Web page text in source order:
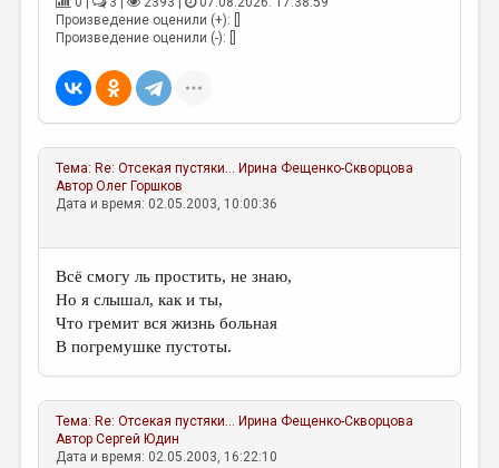
КНИЖНАЯ ПОЛКА
ОБЗОР ЛИТЕРАТУРЫ
СТРАНИЦЫ ПАМЯТИ
ОБЪЯВЛЕНИЯ
КОЛОНКА РЕДАКТОРА
РЕДКОЛЛЕГИЯ
ОТ РЕДАКЦИИ
МАЛАЯ ПРОЗА
ЭССЕИСТИКА
ЛИТЕРАТУРОВЕДЕНИЕ
КУЛЬТУРОВЕДЕНИЕ
ПУБЛИЦИСТИКА
Произведение оценили (+): []
Произведение оценили (-): []
Тема: Re: Отсекая пустяки... Ирина Фещенко-Скворцова
АвторОлег Горшков
Дата и время: 02.05.2003, 10:00:36
Всё смогу ль простить, не знаю,
Но я слышал, как и ты,
Что гремит вся жизнь больная
В погремушке пустоты.
Тема: Re: Отсекая пустяки... Ирина Фещенко-Скворцова
АвторСергей Юдин
Дата и время: 02.05.2003, 16:22:10